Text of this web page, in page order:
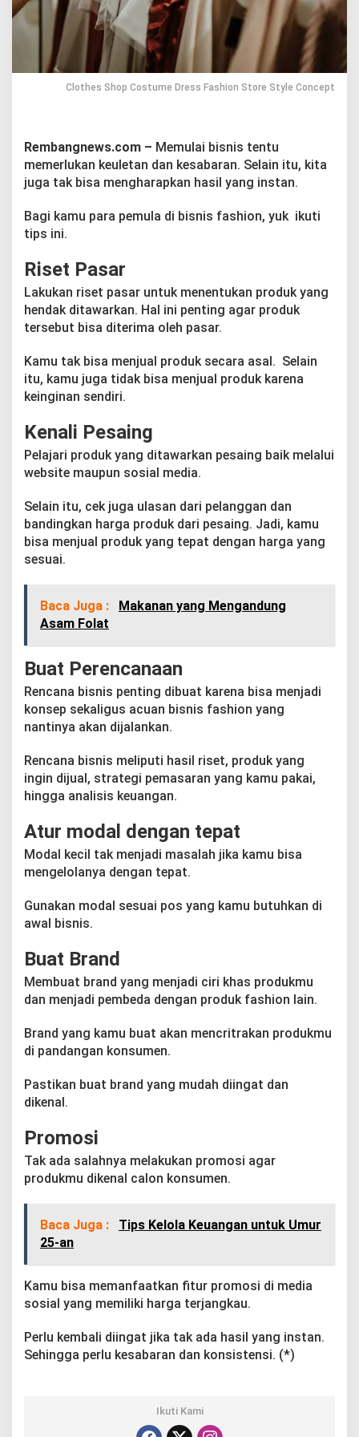
a
i
o
n
u
k
P
e
m
l
Clothes Shop Costume Dress Fashion Store Style Concept
Rembangnews.com – Memulai bisnis tentu
memerlukan keuletan dan kesabaran. Selain itu, kita
juga tak bisa mengharapkan hasil yang instan.
Bagi kamu para pemula di bisnis fashion, yuk ikuti
tips ini.
Riset Pasar
Lakukan riset pasar untuk menentukan produk yang
hendak ditawarkan. Hal ini penting agar produk
tersebut bisa diterima oleh pasar.
Kamu tak bisa menjual produk secara asal. Selain
itu, kamu juga tidak bisa menjual produk karena
keinginan sendiri.
Kenali Pesaing
Pelajari produk yang ditawarkan pesaing baik melalui
website maupun sosial media.
Selain itu, cek juga ulasan dari pelanggan dan
bandingkan harga produk dari pesaing. Jadi, kamu
bisa menjual produk yang tepat dengan harga yang
sesuai.
Baca Juga :
Makanan yang Mengandung
Asam Folat
Buat Perencanaan
Rencana bisnis penting dibuat karena bisa menjadi
konsep sekaligus acuan bisnis fashion yang
nantinya akan dijalankan.
Rencana bisnis meliputi hasil riset, produk yang
ingin dijual, strategi pemasaran yang kamu pakai,
hingga analisis keuangan.
Atur modal dengan tepat
Modal kecil tak menjadi masalah jika kamu bisa
mengelolanya dengan tepat.
Gunakan modal sesuai pos yang kamu butuhkan di
awal bisnis.
Buat Brand
Membuat brand yang menjadi ciri khas produkmu
dan menjadi pembeda dengan produk fashion lain.
Brand yang kamu buat akan mencritrakan produkmu
di pandangan konsumen.
Pastikan buat brand yang mudah diingat dan
dikenal.
Promosi
Tak ada salahnya melakukan promosi agar
produkmu dikenal calon konsumen.
Baca Juga :
Tips Kelola Keuangan untuk Umur
25-an
Kamu bisa memanfaatkan fitur promosi di media
sosial yang memiliki harga terjangkau.
Perlu kembali diingat jika tak ada hasil yang instan.
Sehingga perlu kesabaran dan konsistensi. (*)
Ikuti Kami